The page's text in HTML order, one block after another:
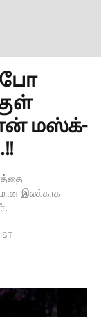
மஸ்க்-
இலக்காக